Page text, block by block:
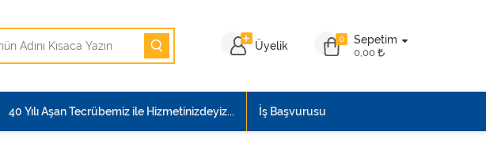
0 Sepetim
0,00
Üyelik
40 Yılı Aşan Tecrübemiz ile Hizmetinizdeyiz... İş Başvurusu